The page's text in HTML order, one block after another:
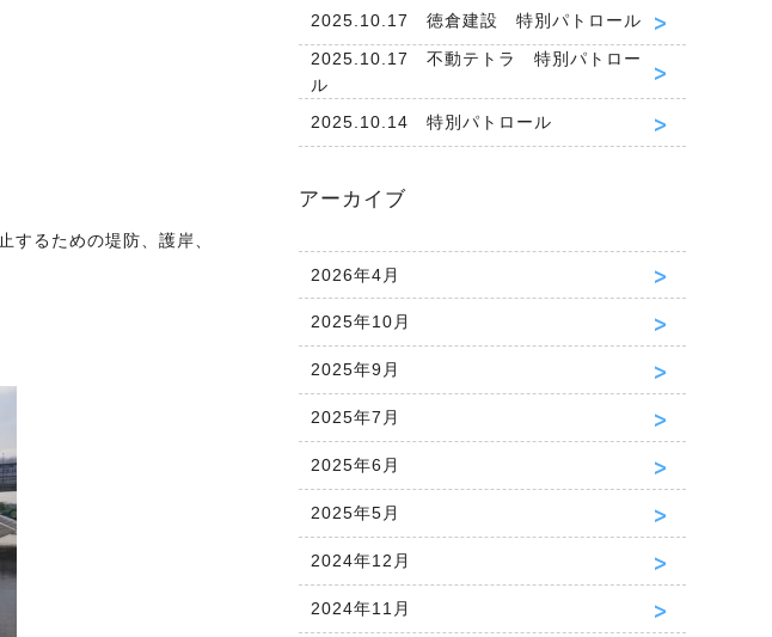
るための堤防、護岸、
2025.10.17 徳倉建設 特別パトロール
2025.10.17 不動テトラ 特別パトロー
ル
2025.10.14 特別パトロール
アーカイブ
2026年4月
2025年10月
2025年9月
2025年7月
2025年6月
2025年5月
2024年12月
2024年11月